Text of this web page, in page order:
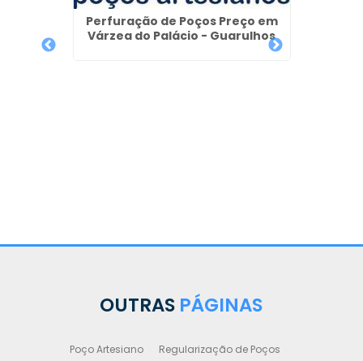
Perfuração de Poços Preço em
Várzea do Palácio - Guarulhos
OUTRAS PÁGINAS
Poço Artesiano
Regularização de Poços